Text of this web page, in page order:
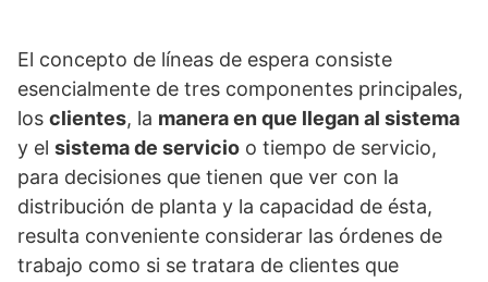
El concepto de líneas de espera consiste
esencialmente de tres componentes principales,
los clientes, la manera en que llegan al sistema
y el sistema de servicio o tiempo de servicio,
para decisiones que tienen que ver con la
distribución de planta y la capacidad de ésta,
resulta conveniente considerar las órdenes de
trabajo como si se tratara de clientes que